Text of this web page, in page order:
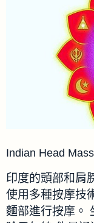
Indian Head
印度的頭部和肩
使用多種按摩技
麵部進行按摩。